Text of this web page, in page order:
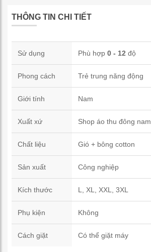
THÔNG TIN CHI TIẾT
Sử dụng Phù hợp 0 - 12 độ
Phong cách Trẻ trung năng động
Giới tính Nam
Xuất xứ Shop áo thu đông nam
Chất liệu Gió + bông cotton
Sản xuất Công nghiệp
Kích thước L, XL, XXL, 3XL
Phụ kiện Không
Cách giặt Có thể giặt máy